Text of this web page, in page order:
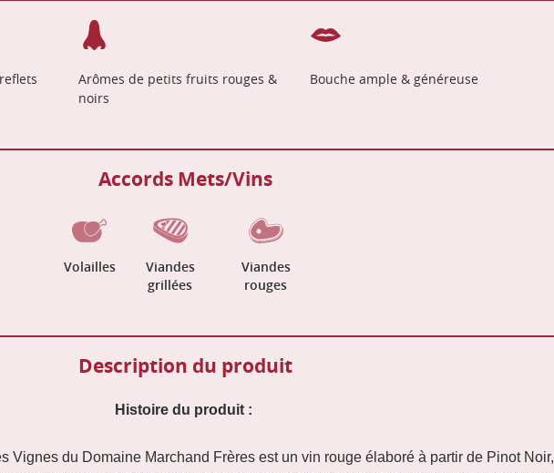
Arômes de petits fruits rouges &
noirs
Bouche ample & généreuse
Accords Mets/Vins
Volailles
Viandes
grillées
Viandes
rouges
Description du produit
Histoire du produit :
Vignes du Domaine Marchand Frères est un vin rouge élaboré à partir de Pinot Noir,